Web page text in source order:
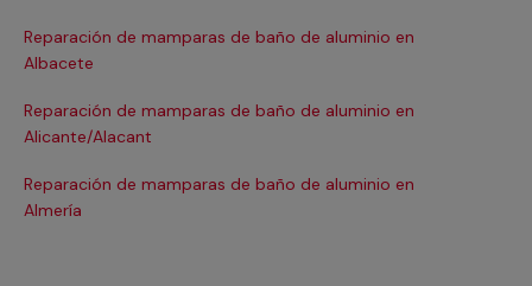
Reparación de mamparas de baño de aluminio en
Albacete
Reparación de mamparas de baño de aluminio en
Alicante/Alacant
Reparación de mamparas de baño de aluminio en
Almería